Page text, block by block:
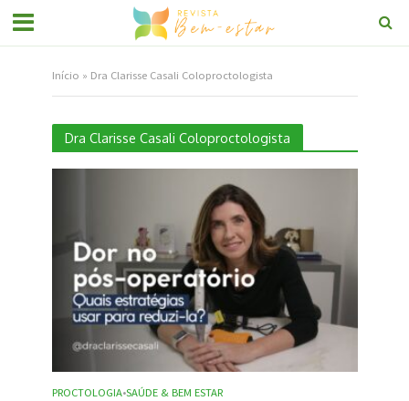
Início » Dra Clarisse Casali Coloproctologista
Dra Clarisse Casali Coloproctologista
PROCTOLOGIA•SAÚDE & BEM ESTAR